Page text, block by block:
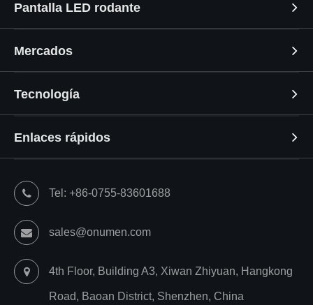
Pantalla LED rodante
Mercados
Tecnología
Enlaces rápidos
Tel: +86-0755-83601688
sales@onumen.com
4th Floor, Building A3, Xiwan Zhiyuan, Hangkong
Road, Baoan District, Shenzhen, China